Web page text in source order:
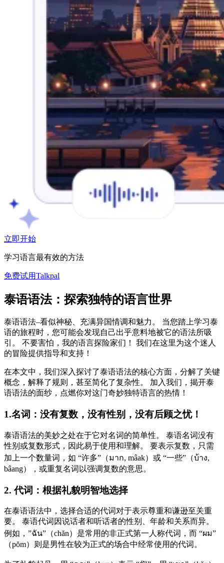
立即开始
学习语言最有效的方法
免费试用Talkpal
泰语语法：探索独特的语言世界
泰语语法–看似神秘、充满异国情调和魅力。 当您踏上学习泰
语的旅程时，您可能会发现自己出乎意料地被它的语法所吸
引。 不要害怕，我的语言探险家们！ 我们在这里为这个迷人
的冒险提供指导和支持！
在本文中，我们深入探讨了泰语语法的核心方面，分解了关键
概念，解释了规则，甚至简化了复杂性。 加入我们，揭开泰
语语法的面纱，点燃你对这门奇妙独特语言的热情！
1.名词：没有复数，没有性别，没有后顾之忧！
泰语语法的美妙之处在于它对名词的简单性。 泰语名词没有
性别或复数形式，因此易于使用和理解。 要表示复数，只需
加上一个数量词，如 “许多”（มาก, mâak）或 “一些”（บ้าง,
bâang），或重复名词以强调复数的意思。
2. 代词：根据礼貌明智地选择
在泰语语法中，选择合适的代词对于表示尊重和谦逊至关重
要。 泰语代词因说话者和听话者的性别、年龄和关系而异。
例如，”ฉัน”（chăn）是常用的非正式第一人称代词，而 “ผม”
（pŏm）则是男性在较为正式的场合中经常使用的代词。